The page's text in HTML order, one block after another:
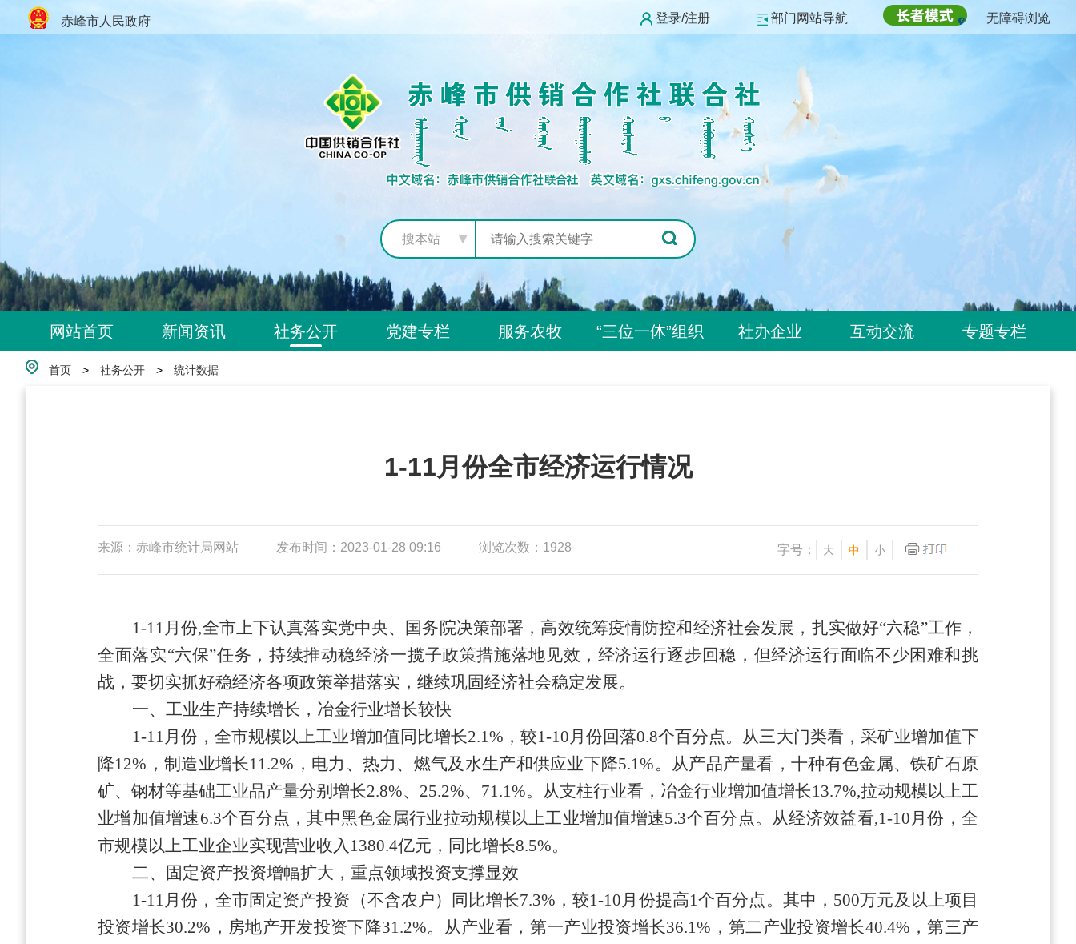
赤峰市人民政府 登录/注册 部门网站导航 无障碍浏览
搜本站
网站首页 新闻资讯 社务公开 党建专栏 服务农牧 “三位一体”组织 社办企业 互动交流 专题专栏
首页 > 社务公开 > 统计数据
1-11月份全市经济运行情况
来源：赤峰市统计局网站 发布时间：2023-01-28 09:16 浏览次数：1928 字号： 大 中 小
1-11月份,全市上下认真落实党中央、国务院决策部署，高效统筹疫情防控和经济社会发展， 扎实做好“六稳”工作，
全面落实“六保”任务， 持续推动稳经济一揽子政策措施落地见效 ， 经济运行逐步回稳， 但经济运行面临不少困难和挑
战， 要切实抓好稳经济各项政策举措落实 ， 继续巩固经济社会稳定发展。
一、工业生产持续增长，冶金行业增长较快
1-11月份，全市规模以上工业增加值同比增长2.1%，较1-10月份回落0.8个百分点。从三大门类看，采矿业增加值下
降12%，制造业增长11.2%，电力、热力、燃气及水生产和供应业下降5.1%。 从产品产量看，十种有色金属、铁矿石原
矿、钢材等基础工业品产量分别增长2.8%、 25.2%、 71.1%。 从支柱行业看， 冶金行业增加值增长13.7%,拉动规模以上工
业增加值增速6.3个百分点，其中黑色金属行业拉动规模以上工业增加值增速5.3个百分点。 从经济效益看,1-10月份，全
市规模以上工业企业实现营业收入 1380.4亿元，同比增长8.5%。
二、固定资产投资增幅扩大 ，重点领域投资支撑显效
1-11月份，全市固定资产投资（不含农户）同比增长7.3%，较1-10月份提高1个百分点。 其中， 500万元及以上项目
投资增长30.2%，房地产开发投资下降31.2%。 从产业看， 第一产业投资增长36.1%，第二产业投资增长40.4%，第三产